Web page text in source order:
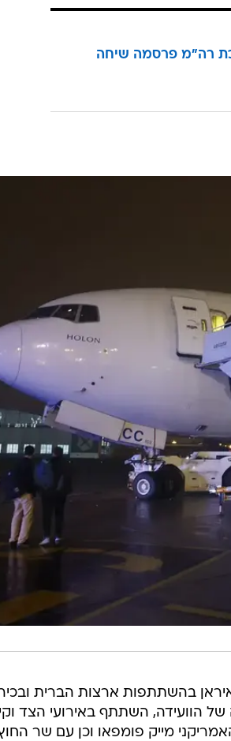
רה"מ פרסמה שיחה
בהשתתפות ארצות הברית
הפתיחה של הוועידה, השתתף באירועי הצד
מייק פומפאו וכן עם שר